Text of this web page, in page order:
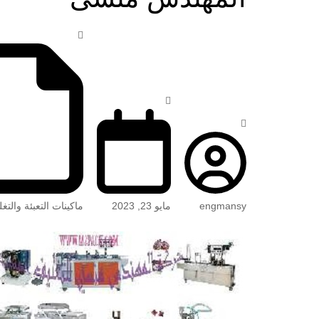
engmansy مايو 23, 2023 ماكينات التعبئة